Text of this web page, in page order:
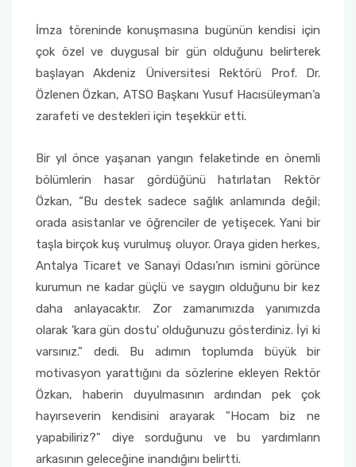
İmza töreninde konuşmasına bugünün kendisi için
çok özel ve duygusal bir gün olduğunu belirterek
başlayan Akdeniz Üniversitesi Rektörü Prof. Dr.
Özlenen Özkan, ATSO Başkanı Yusuf Hacısüleyman’a
zarafeti ve destekleri için teşekkür etti.
Bir yıl önce yaşanan yangın felaketinde en önemli
bölümlerin hasar gördüğünü hatırlatan Rektör
Özkan, “Bu destek sadece sağlık anlamında değil;
orada asistanlar ve öğrenciler de yetişecek. Yani bir
taşla birçok kuş vurulmuş oluyor. Oraya giden herkes,
Antalya Ticaret ve Sanayi Odası’nın ismini görünce
kurumun ne kadar güçlü ve saygın olduğunu bir kez
daha anlayacaktır. Zor zamanımızda yanımızda
olarak 'kara gün dostu' olduğunuzu gösterdiniz. İyi ki
varsınız.” dedi. Bu adımın toplumda büyük bir
motivasyon yarattığını da sözlerine ekleyen Rektör
Özkan, haberin duyulmasının ardından pek çok
hayırseverin kendisini arayarak "Hocam biz ne
yapabiliriz?" diye sorduğunu ve bu yardımların
arkasının geleceğine inandığını belirtti.
Sağlık Bilimleri Fakültesi
Serik İşletme Fakültesi
Su Ürünleri Fakültesi
Tıp Fakültesi
Turizm Fakültesi
Uygulamalı Bilimler Fakültesi